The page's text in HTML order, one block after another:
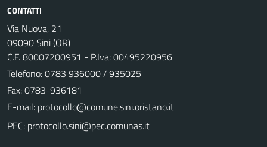
CONTATTI
Via Nuova, 21
09090 Sini (OR)
C.F. 80007200951 - P.Iva: 00495220956
Telefono:0783 936000 / 935025
Fax: 0783-936181
E-mail:
PEC: